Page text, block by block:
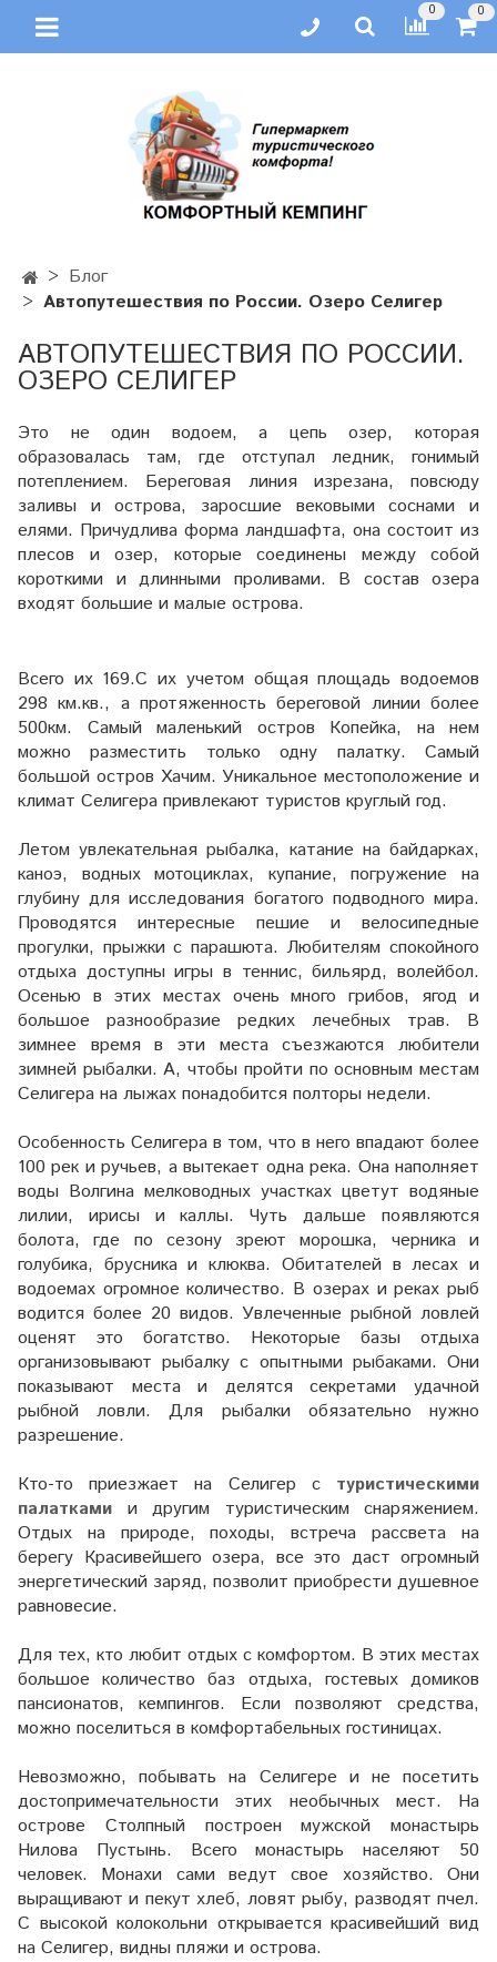
0 0
Блог
Автопутешествия по России. Озеро Селигер
АВТОПУТЕШЕСТВИЯ ПО РОССИИ.
ОЗЕРО СЕЛИГЕР
Это не один водоем, а цепь озер, которая
образовалась там, где отступал ледник, гонимый
потеплением. Береговая линия изрезана, повсюду
заливы и острова, заросшие вековыми соснами и
елями. Причудлива форма ландшафта, она состоит из
плесов и озер, которые соединены между собой
короткими и длинными проливами. В состав озера
входят большие и малые острова.
Всего их 169.С их учетом общая площадь водоемов
298 км.кв., а протяженность береговой линии более
500км. Самый маленький остров Копейка, на нем
можно разместить только одну палатку. Самый
большой остров Хачим. Уникальное местоположение и
климат Селигера привлекают туристов круглый год.
Летом увлекательная рыбалка, катание на байдарках,
каноэ, водных мотоциклах, купание, погружение на
глубину для исследования богатого подводного мира.
Проводятся интересные пешие и велосипедные
прогулки, прыжки с парашюта. Любителям спокойного
отдыха доступны игры в теннис, бильярд, волейбол.
Осенью в этих местах очень много грибов, ягод и
большое разнообразие редких лечебных трав. В
зимнее время в эти места съезжаются любители
зимней рыбалки. А, чтобы пройти по основным местам
Селигера на лыжах понадобится полторы недели.
Особенность Селигера в том, что в него впадают более
100 рек и ручьев, а вытекает одна река. Она наполняет
воды Волгина мелководных участках цветут водяные
лилии, ирисы и каллы. Чуть дальше появляются
болота, где по сезону зреют морошка, черника и
голубика, брусника и клюква. Обитателей в лесах и
водоемах огромное количество. В озерах и реках рыб
водится более 20 видов. Увлеченные рыбной ловлей
оценят это богатство. Некоторые базы отдыха
организовывают рыбалку с опытными рыбаками. Они
показывают места и делятся секретами удачной
рыбной ловли. Для рыбалки обязательно нужно
разрешение.
Кто-то приезжает на Селигер с туристическими
палатками и другим туристическим снаряжением.
Отдых на природе, походы, встреча рассвета на
берегу Красивейшего озера, все это даст огромный
энергетический заряд, позволит приобрести душевное
равновесие.
Для тех, кто любит отдых с комфортом. В этих местах
большое количество баз отдыха, гостевых домиков
пансионатов, кемпингов. Если позволяют средства,
можно поселиться в комфортабельных гостиницах.
Невозможно, побывать на Селигере и не посетить
достопримечательности этих необычных мест. На
острове Столпный построен мужской монастырь
Нилова Пустынь. Всего монастырь населяют 50
человек. Монахи сами ведут свое хозяйство. Они
выращивают и пекут хлеб, ловят рыбу, разводят пчел.
С высокой колокольни открывается красивейший вид
на Селигер, видны пляжи и острова.